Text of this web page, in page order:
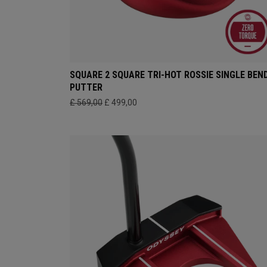
SQUARE 2 SQUARE TRI-HOT ROSSIE SINGLE
PUTTER
£ 569,00 £ 499,00